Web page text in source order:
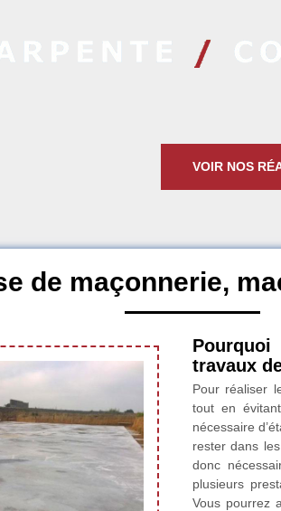
VOIR NOS
de maçonnerie,
travaux
Pour réaliser
tout en
nécessaire
rester dans
donc
plusieurs
Vous pourrez